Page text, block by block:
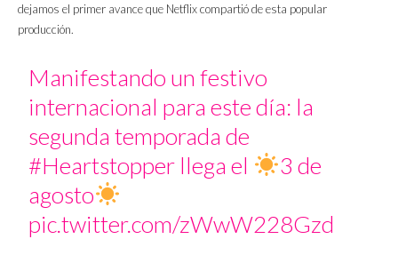
dejamos el primer avance que Netflix compartió de esta popular
producción.
Manifestando un festivo
internacional para este día: la
segunda temporada de
#Heartstopper llega el
3 de
agosto
pic.twitter.com/zWwW228Gzd